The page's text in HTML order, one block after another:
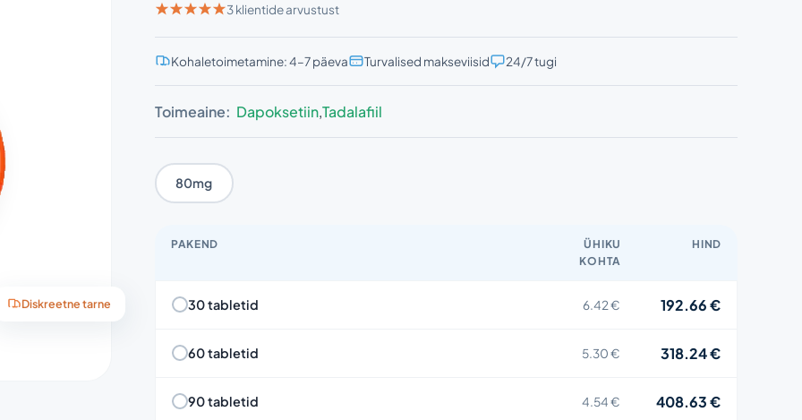
Diskreetne tarne
3 klientide arvustust
Kohaletoimetamine: 4–7 päeva Turvalised makseviisid 24/7 tugi
Toimeaine: Dapoksetiin,Tadalafiil
80mg
PAKEND
ÜHIKU
KOHTA
HIND
30 tabletid 6.42 € 192.66 €
60 tabletid 5.30 € 318.24 €
90 tabletid 4.54 € 408.63 €